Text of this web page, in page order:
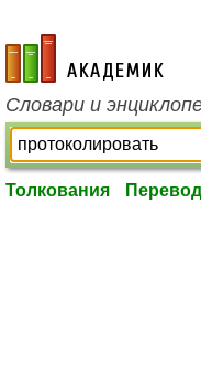
academic.ru
Словари и
Толкования